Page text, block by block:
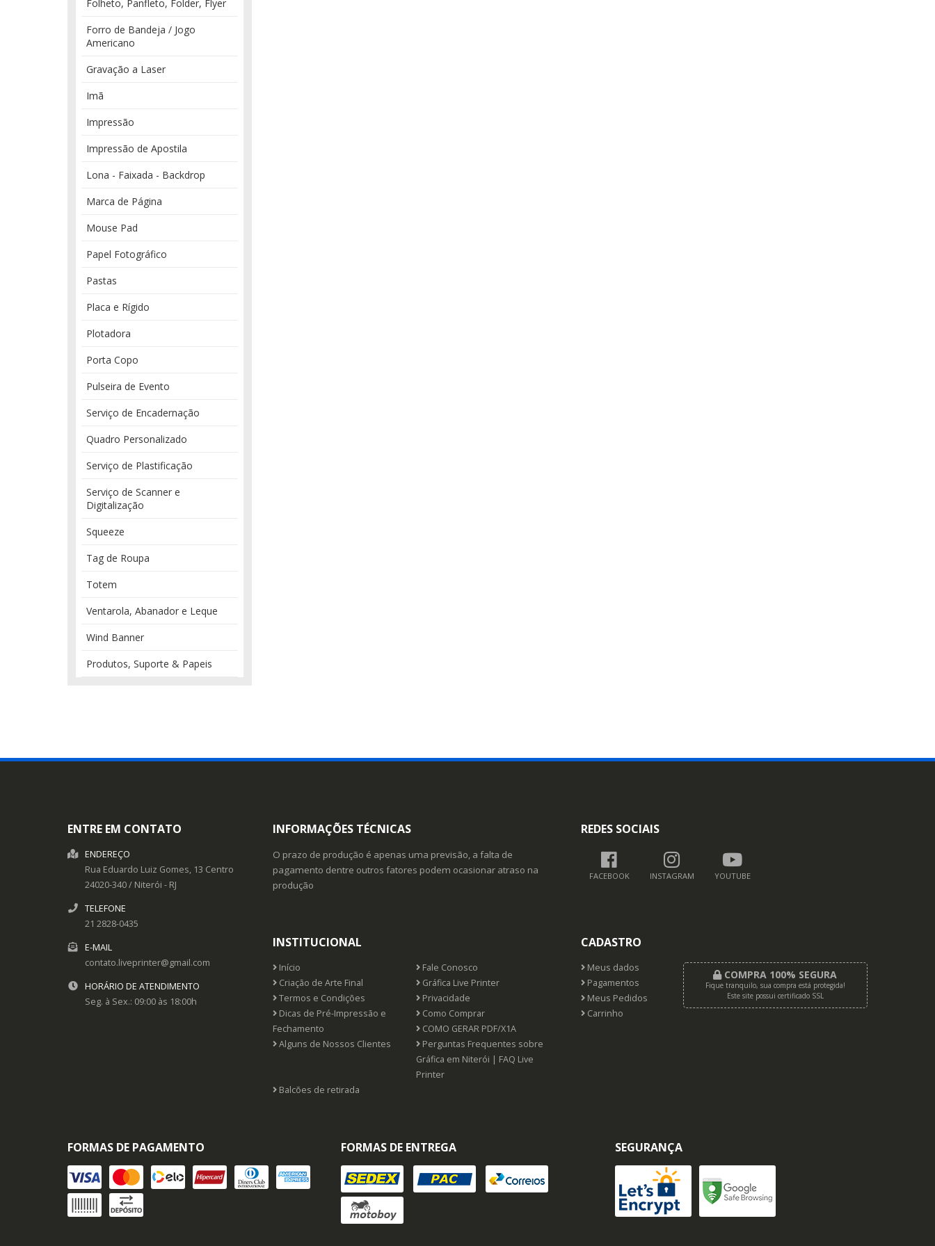
Folheto, Panfleto, Folder, Flyer
Forro de Bandeja / Jogo
Americano
Gravação a Laser
Imã
Impressão
Impressão de Apostila
Lona - Faixada - Backdrop
Marca de Página
Mouse Pad
Papel Fotográfico
Pastas
Placa e Rígido
Plotadora
Porta Copo
Pulseira de Evento
Serviço de Encadernação
Quadro Personalizado
Serviço de Plastificação
Serviço de Scanner e
Digitalização
Squeeze
Tag de Roupa
Totem
Ventarola, Abanador e Leque
Wind Banner
Produtos, Suporte & Papeis
ENTRE EM CONTATO
ENDEREÇO
Rua Eduardo Luiz Gomes, 13 Centro
24020-340/ Niterói - RJ
TELEFONE
21 2828-0435
E-MAIL
contato.liveprinter@gmail.com
HORÁRIO DE ATENDIMENTO
Seg. à Sex.: 09:00 às 18:00h
INFORMAÇÕES TÉCNICAS
O prazo de produção é apenas uma previsão, a falta de
pagamento dentre outros fatores podem ocasionar atraso na
produção
REDES SOCIAIS
FACEBOOK INSTAGRAM YOUTUBE
INSTITUCIONAL
Início
Fale Conosco
Criação de Arte Final
Gráfica Live Printer
Termos e Condições
Privacidade
Dicas de Pré-Impressão e
Fechamento
Como Comprar
COMO GERAR PDF/X1A
Alguns de Nossos Clientes
Perguntas Frequentes sobre
Gráfica em Niterói | FAQ Live
Printer
Balcões de retirada
CADASTRO
Meus dados
Pagamentos
Meus Pedidos
Carrinho
COMPRA 100% SEGURA
Fique tranquilo, sua compra está protegida!
Este site possui certificado SSL
FORMAS DE PAGAMENTO FORMAS DE ENTREGA SEGURANÇA